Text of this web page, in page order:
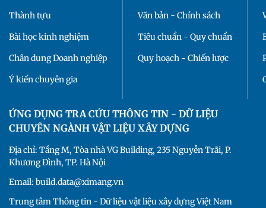
Thành tựu
Bài học kinh nghiệm
Chân dung Doanh nghiệp
Ý kiến chuyên gia
Văn bản - Chính sách
Tiêu chuẩn - Quy chuẩn
Quy hoạch - Chiến lược
ỨNG DỤNG TRA CỨU THÔNG TIN - DỮ LIỆU
CHUYÊN NGÀNH VẬT LIỆU XÂY DỰNG
Địa chỉ: Tầng M, Tòa nhà VG Building, 235 Nguyễn Trãi, P.
Khương Đình, TP. Hà Nội
Email: build.data@ximang.vn
Trung tâm Thông tin - Dữ liệu vật liệu xây dựng Việt Nam